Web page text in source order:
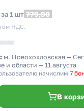
за 1 шт 779,90
НДС.
м. Новохохловская —
и области — 11 августа
начислим 7
В